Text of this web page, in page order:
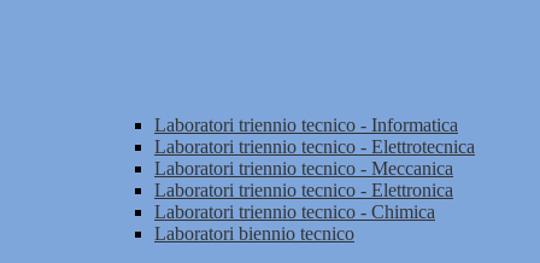
Laboratori triennio tecnico - Informatica
Laboratori triennio tecnico - Elettrotecnica
Laboratori triennio tecnico - Meccanica
Laboratori triennio tecnico - Elettronica
Laboratori triennio tecnico - Chimica
Laboratori biennio tecnico